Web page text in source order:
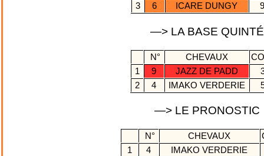
3
6 ICARE DUNGY
—> LA BASE QUINTÉ
N° CHEVAUX
1
9 JAZZ DE PADD
2
4 IMAKO VERDERIE
—> LE PRONOSTIC
N° CHEVAUX
1
4
IMAKO VERDERIE